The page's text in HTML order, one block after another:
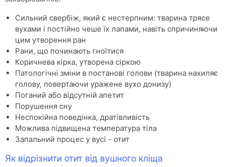
Сильний свербіж, який є нестерпним: тварина трясе
вухами і постійно чеше їх лапами, навіть спричиняючи
цим утворення ран
Рани, що починають гноїтися
Коричнева кірка, утворена сіркою
Патологічні зміни в постанові голови (тварина нахиляє
голову, повертаючи уражене вухо донизу)
Поганий або відсутній апетит
Порушення сну
Неспокійна поведінка, дратівливість
Можлива підвищена температура тіла
Запальний процес у вусі - отит
Як відрізнити отит від вушного кліща